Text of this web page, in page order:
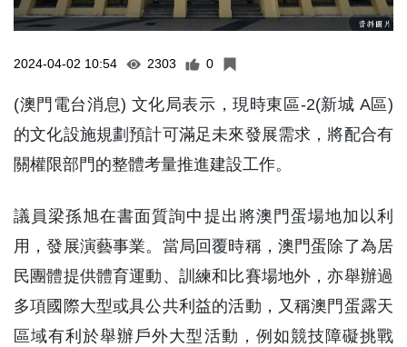
2024-04-02 10:54 2303 0
(澳門電台消息) 文化局表示，現時東區-2(新城 A區)
的文化設施規劃預計可滿足未來發展需求，將配合有
關權限部門的整體考量推進建設工作。
議員梁孫旭在書面質詢中提出將澳門蛋場地加以利
用，發展演藝事業。當局回覆時稱，澳門蛋除了為居
民團體提供體育運動、訓練和比賽場地外，亦舉辦過
多項國際大型或具公共利益的活動，又稱澳門蛋露天
區域有利於舉辦戶外大型活動，例如競技障礙挑戰